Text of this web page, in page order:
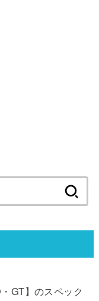
GT】のスペック